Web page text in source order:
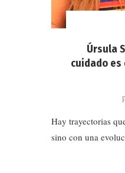
Úrsula
cuidado es
Hay trayectorias
sino con una